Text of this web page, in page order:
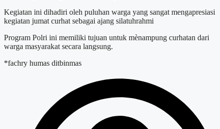
Kegiatan ini dihadiri oleh puluhan warga yang sangat mengapresiasi
kegiatan jumat curhat sebagai ajang silatuhrahmi
Program Polri ini memiliki tujuan untuk mènampung curhatan dari
warga masyarakat secara langsung.
*fachry humas ditbinmas